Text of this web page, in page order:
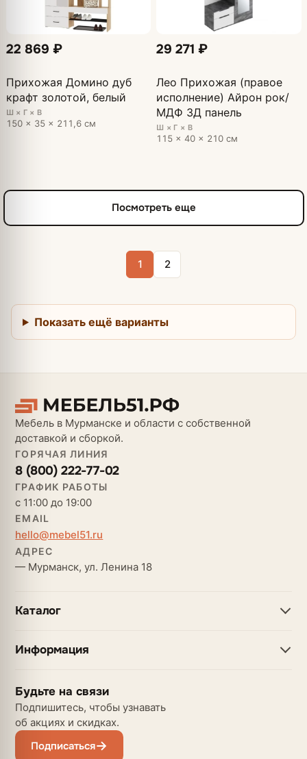
22 869 ₽
Прихожая Домино дуб
крафт золотой, белый
Ш × Г × В
150 × 35 × 211,6 см
29 271 ₽
Лео Прихожая (правое
исполнение) Айрон рок/
МДФ 3Д панель
Ш × Г × В
115 × 40 × 210 см
Посмотреть еще
1 2
Показать ещё варианты
Мебель в Мурманске и области с собственной
доставкой и сборкой.
ГОРЯЧАЯ ЛИНИЯ
8 (800) 222-77-02
ГРАФИК РАБОТЫ
с 11:00 до 19:00
EMAIL
hello@mebel51.ru
АДРЕС
— Мурманск, ул. Ленина 18
Каталог
Информация
Будьте на связи
Подпишитесь, чтобы узнавать
об акциях и скидках.
Подписаться